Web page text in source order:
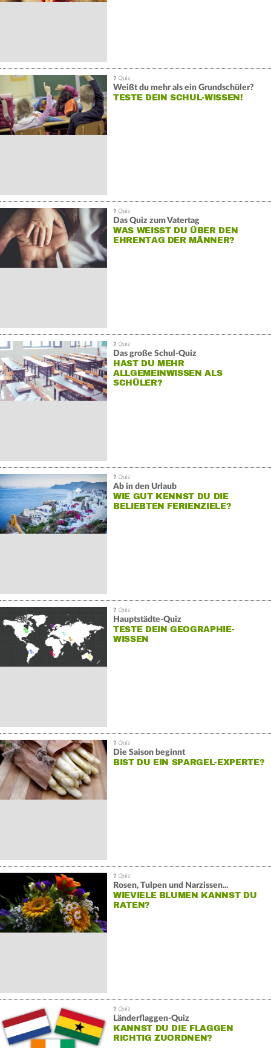
Weißt du mehr als ein Grundschüler?
TESTE DEIN SCHUL-WISSEN!
Das Quiz zum Vatertag
WAS WEISST DU ÜBER DEN E
HRENTAG DER MÄNNER?
Das große Schul-Quiz
HAST DU MEHR
ALLGEMEINWISSEN ALS
SCHÜLER?
Ab in den Urlaub
WIE GUT KENNST DU DIE
BELIEBTEN FERIENZIELE?
Hauptstädte-Quiz
TESTE DEIN GEOGRAPHIE-
WISSEN
Die Saison beginnt
BIST DU EIN SPARGEL-EXPERTE?
Rosen, Tulpen und Narzissen...
WIEVIELE BLUMEN KANNST DU
RATEN?
Länderflaggen-Quiz
KANNST DU DIE FLAGGEN
RICHTIG ZUORDNEN?